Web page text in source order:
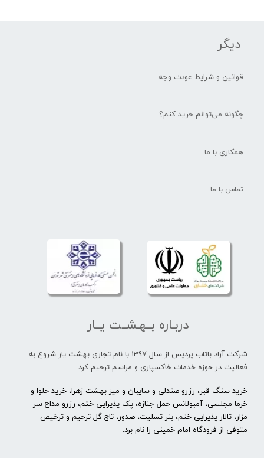
دیگر
قوانین و شرایط عودت وجه
چگونه می‌توانم خرید کنم؟
همکاری با ما
تماس با ما
دربـاره بــهـشــت یــار
شرکت آراد باتاب پردیس از سال 1397 با نام تجاری بهشت یار شروع به
فعالیت در حوزه خدمات خاکسپاری و مراسم ترحیم کرد.
خرید سنگ قبر، رزرو صندلی و سایبان و میز بهشت زهرا، خرید حلوا و
خرما مجلسی، آمبولانس حمل جنازه، پک پذیرایی ختم، رزرو مداح سر
مزار، تالار پذیرایی ختم، بنر تسلیت، صدور، تاج گل ترحیم و ترخیص
متوفی از فرودگاه امام خمینی را نام برد.